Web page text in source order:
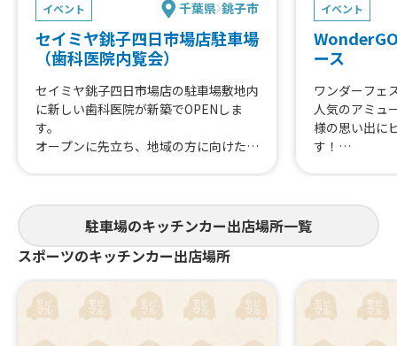
イベント 千葉県 銚子市
セイミヤ銚子四日市場店駐車場
（歯科医院内覧会）
セイミヤ銚子四日市場店の駐車場敷地内
に新しい歯科医院が新築でOPENしま
す。
オープンに先立ち、地域の方に向けた内
ントの実施、バルーンアーティストなど
が来る予定です♪
イベント
ース
ワンダーフェ
人気のアミュ
様の思い出に
す！
駐車場のキッチンカー出店場所一覧
スポーツのキッチンカー出店場所